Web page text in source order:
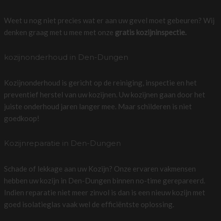
Weet u nog niet precies wat er aan uw gevel moet gebeuren? Wij
denken graag met u mee met onze gratis kozijninspectie.
kozijnonderhoud in Den-Dungen
Kozijnonderhoud is gericht op de reiniging, inspectie en het
preventief herstel van uw kozijnen. Uw kozijnen gaan door het
juiste onderhoud jaren langer mee. Maar schilderen is niet
goedkoop!
Kozijnreparatie in Den-Dungen
Schade of lekkage aan uw Kozijn? Onze ervaren vakmensen
hebben uw kozijn in Den-Dungen binnen no-time gerepareerd.
Indien reparatie niet meer zinvol is dan is een nieuw kozijn met
goed isolatieglas vaak wel de efficiëntste oplossing.